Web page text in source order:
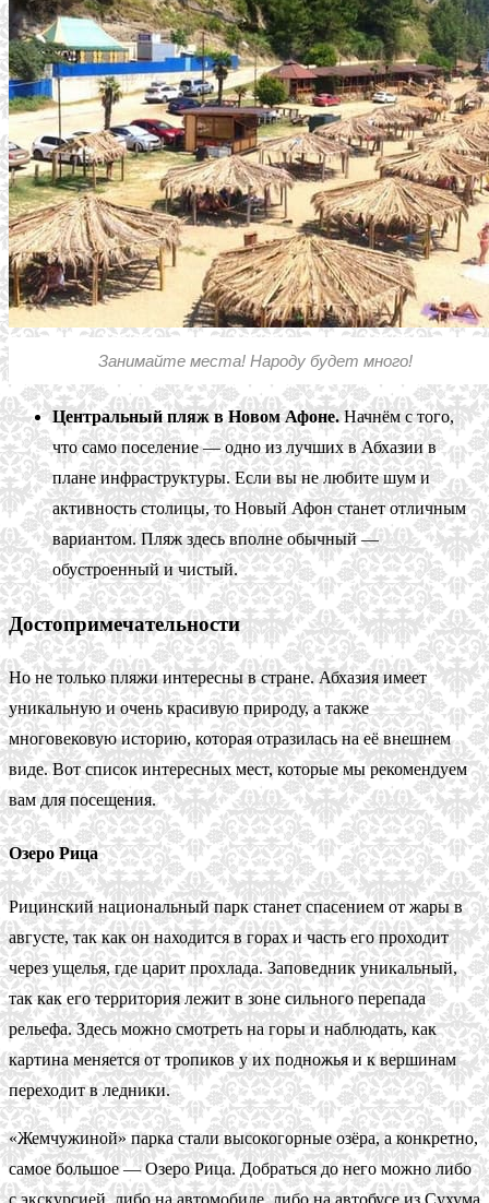
Занимайте места! Народу будет много!
Центральный пляж в Новом Афоне.Начнём с того,
что само поселение — одно из лучших в Абхазии в
плане инфраструктуры. Если вы не любите шум и
активность столицы, то Новый Афон станет отличным
вариантом. Пляж здесь вполне обычный —
обустроенный и чистый.
Достопримечательности
Но не только пляжи интересны в стране. Абхазия имеет
уникальную и очень красивую природу, а также
многовековую историю, которая отразилась на её внешнем
виде. Вот список интересных мест, которые мы рекомендуем
вам для посещения.
Озеро Рица
Рицинский национальный парк станет спасением от жары в
августе, так как он находится в горах и часть его проходит
через ущелья, где царит прохлада. Заповедник уникальный,
так как его территория лежит в зоне сильного перепада
рельефа. Здесь можно смотреть на горы и наблюдать, как
картина меняется от тропиков у их подножья и к вершинам
переходит в ледники.
«Жемчужиной» парка стали высокогорные озёра, а конкретно,
самое большое — Озеро Рица. Добраться до него можно либо